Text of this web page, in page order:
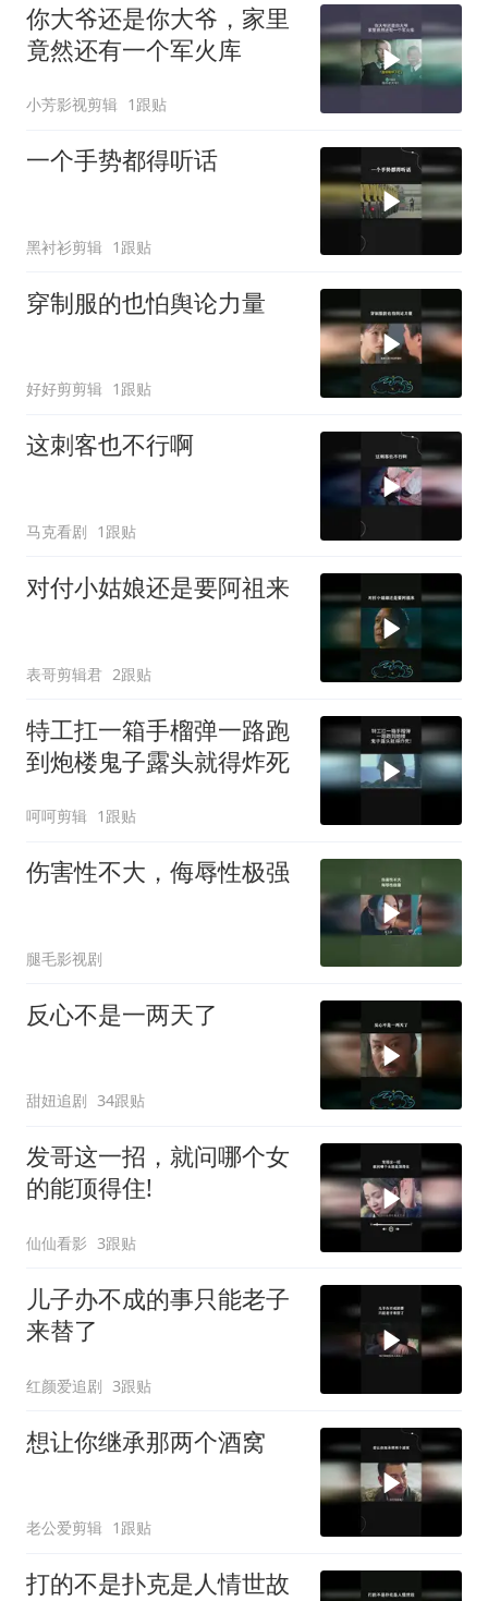
你大爷还是你大爷，家里
竟然还有一个军火库
小芳影视剪辑 1跟贴
一个手势都得听话
黑衬衫剪辑 1跟贴
穿制服的也怕舆论力量
好好剪剪辑 1跟贴
这刺客也不行啊
马克看剧 1跟贴
对付小姑娘还是要阿祖来
表哥剪辑君 2跟贴
特工扛一箱手榴弹一路跑
到炮楼鬼子露头就得炸死
呵呵剪辑 1跟贴
伤害性不大，侮辱性极强
腿毛影视剧
反心不是一两天了
甜妞追剧 34跟贴
发哥这一招，就问哪个女
的能顶得住!
仙仙看影 3跟贴
儿子办不成的事只能老子
来替了
红颜爱追剧 3跟贴
想让你继承那两个酒窝
老公爱剪辑 1跟贴
打的不是扑克是人情世故